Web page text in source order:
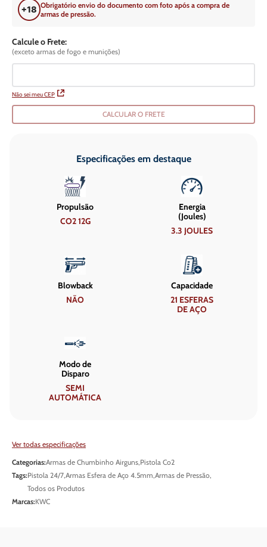
Obrigatório envio do documento com foto após a compra de
armas de pressão.
Calcule o Frete:
(exceto armas de fogo e munições)
Não sei meu CEP
CALCULAR O FRETE
Especificações em destaque
Propulsão
CO2 12G
Energia
(Joules)
3.3 JOULES
Blowback
NÃO
Capacidade
21 ESFERAS
DE AÇO
Modo de
Disparo
SEMI
AUTOMÁTICA
Ver todas especificações
Categorias:Armas de Chumbinho Airguns,Pistola Co2
Tags:Pistola 24/7,Armas Esfera de Aço 4.5mm,Armas de Pressão,
Todos os Produtos
Marcas:KWC